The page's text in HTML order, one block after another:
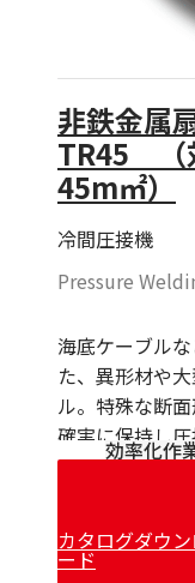
非鉄金属
TR45 （
45m㎡）
冷間圧接機
Pressure
海底ケーブル
た、異形材や
ル。特殊な断
確実に保持し
な仕様が求め
術力を発揮し
効率化作
カタログダウン
ード